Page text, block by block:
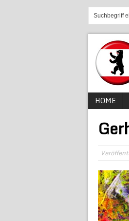
HOME